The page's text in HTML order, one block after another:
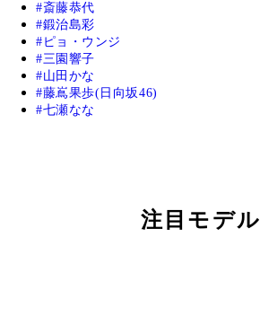
斎藤恭代
鍛治島彩
ピョ・ウンジ
三園響子
山田かな
藤嶌果歩(日向坂46)
七瀬なな
注目モデル